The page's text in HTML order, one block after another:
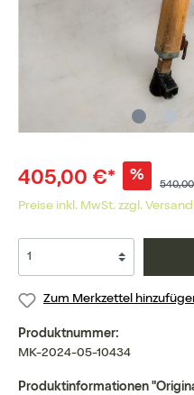
405,00 €* %
Preise inkl. MwSt. zzgl.
Zum Merkzettel
Produktnummer:
MK-2024-05-10434
Produktinformationen